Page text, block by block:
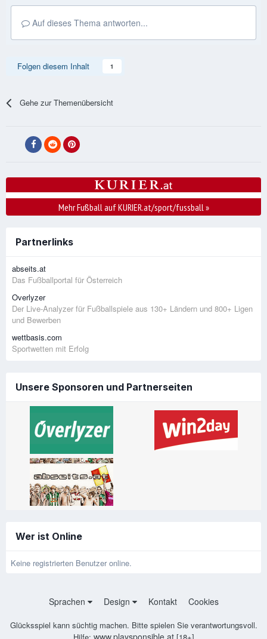
Auf dieses Thema antworten...
Folgen diesem Inhalt 1
Gehe zur Themenübersicht
Mehr Fußball auf KURIER.at/sport/fussball»
Partnerlinks
abseits.at
Das Fußballportal für Österreich
Overlyzer
Der Live-Analyzer für Fußballspiele aus 130+ Ländern und 800+ Ligen
und Bewerben
wettbasis.com
Sportwetten mit Erfolg
Unsere Sponsoren und Partnerseiten
Wer ist Online
Keine registrierten Benutzer online.
Sprachen Design Kontakt Cookies
Glücksspiel kann süchtig machen. Bitte spielen Sie verantwortungsvoll.
Hilfe: www.playsponsible.at[18+]